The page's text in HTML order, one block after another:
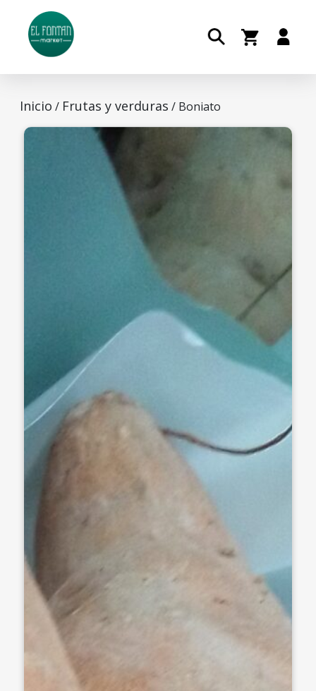
Inicio / Frutas y verduras / Boniato